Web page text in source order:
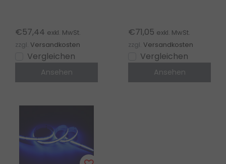
Wasserdicht
€57,44 exkl. MwSt.
zzgl. Versandkosten
Vergleichen
Ansehen
5m
€71,05 exkl. MwSt.
zzgl. Versandkosten
Vergleichen
Ansehen